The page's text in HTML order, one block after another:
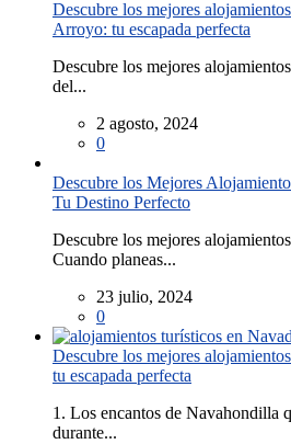
Descubre los mejores
Arroyo: tu escapada perfecta
Descubre los mejores
del...
2 agosto, 2024
0
Descubre los Mejores
Tu Destino Perfecto
Descubre los mejores
Cuando planeas...
23 julio, 2024
0
Descubre los mejores
tu escapada perfecta
1. Los encantos de Navahondilla
durante...